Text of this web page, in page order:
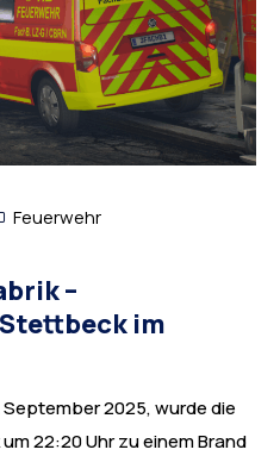
Feuerwehr
–
im
2025, wurde die
22:20 Uhr zu einem Brand